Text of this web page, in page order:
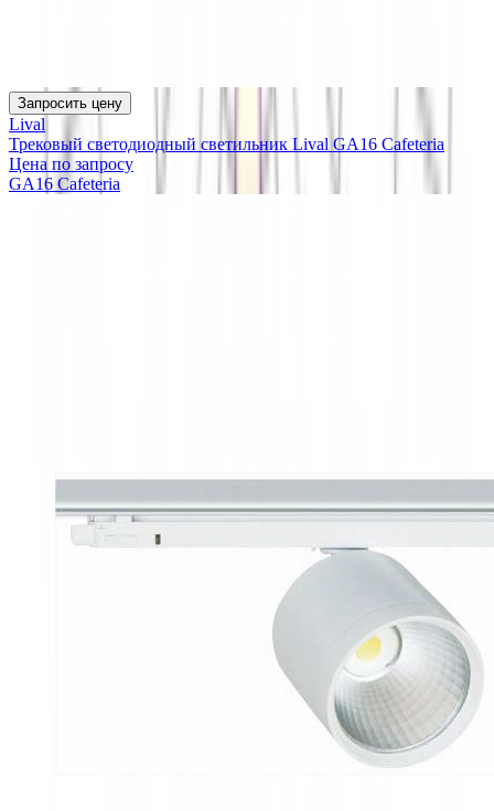
Запросить цену
Lival
Трековый светодиодный светильник Lival GA16 Cafeteria
Цена по запросу
GA16 Cafeteria